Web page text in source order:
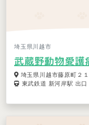
埼玉県川越市
武蔵野動物愛護
埼玉県川越市藤原町２１
東武鉄道 新河岸駅 出